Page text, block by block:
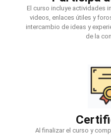
El curso incluye actividades
videos, enlaces útiles y
intercambio de ideas y
de la
Al finalizar el curso y